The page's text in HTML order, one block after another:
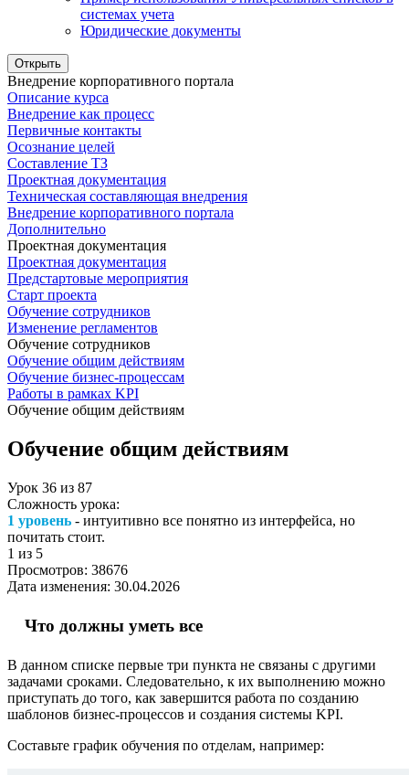
системах учета
Юридические документы
Открыть
Внедрение корпоративного портала
Описание курса
Внедрение как процесс
Первичные контакты
Осознание целей
Составление ТЗ
Проектная документация
Техническая составляющая внедрения
Внедрение корпоративного портала
Дополнительно
Проектная документация
Проектная документация
Предстартовые мероприятия
Старт проекта
Обучение сотрудников
Изменение регламентов
Обучение сотрудников
Обучение общим действиям
Обучение бизнес-процессам
Работы в рамках KPI
Обучение общим действиям
Обучение общим действиям
Урок 36 из 87
Сложность урока:
1 уровень - интуитивно все понятно из интерфейса, но
почитать стоит.
1 из 5
Просмотров: 38676
Дата изменения: 30.04.2026
Что должны уметь все
В данном списке первые три пункта не связаны с другими
задачами сроками. Следовательно, к их выполнению можно
приступать до того, как завершится работа по созданию
шаблонов бизнес-процессов и создания системы KPI.
Составьте график обучения по отделам, например: